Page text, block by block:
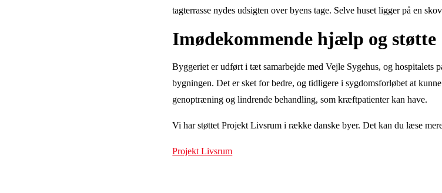
tagterrasse nydes udsigten over byens tage. Selve huset ligger på en
Imødekommende hjælp og støtte
Byggeriet er udført i tæt samarbejde med Vejle Sygehus, og hospitalets
bygningen. Det er sket for bedre, og tidligere i sygdomsforløbet at
genoptræning og lindrende behandling, som kræftpatienter kan have.
Vi har støttet Projekt Livsrum i række danske byer. Det kan du læse
Projekt Livsrum